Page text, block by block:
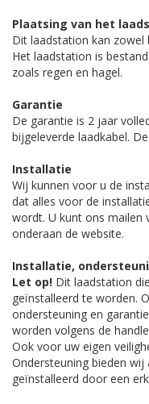
Plaatsing van het
Dit laadstation kan zowel
Het laadstation is
zoals regen en hagel.
Garantie
De garantie is 2 jaar
bijgeleverde laadkabel.
Installatie
Wij kunnen voor u de
dat alles voor de
wordt. U kunt ons mailen
onderaan de website.
Installatie,
Let op! Dit laadstation
geïnstalleerd te worden.
ondersteuning en
worden volgens de
Ook voor uw eigen
Ondersteuning bieden
geïnstalleerd door een